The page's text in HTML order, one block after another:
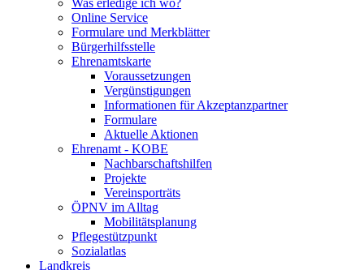
Was erledige ich wo?
Online Service
Formulare und Merkblätter
Bürgerhilfsstelle
Ehrenamtskarte
Voraussetzungen
Vergünstigungen
Informationen für Akzeptanzpartner
Formulare
Aktuelle Aktionen
Ehrenamt - KOBE
Nachbarschaftshilfen
Projekte
Vereinsporträts
ÖPNV im Alltag
Mobilitätsplanung
Pflegestützpunkt
Sozialatlas
Landkreis